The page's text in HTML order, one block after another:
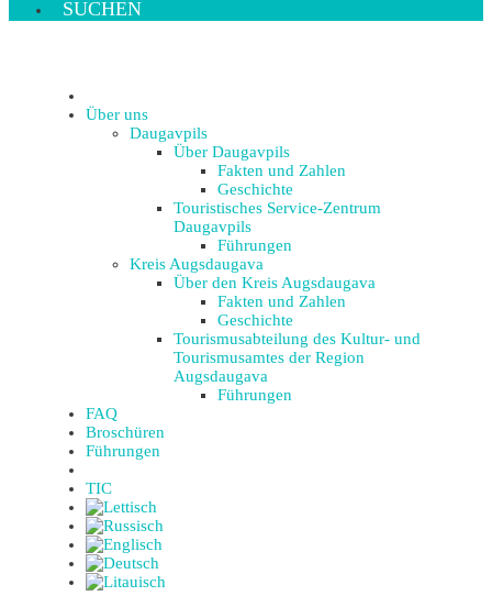
SUCHEN
Über uns
Daugavpils
Über Daugavpils
Fakten und Zahlen
Geschichte
Touristisches Service-Zentrum
Daugavpils
Führungen
Kreis Augsdaugava
Über den Kreis Augsdaugava
Fakten und Zahlen
Geschichte
Tourismusabteilung des Kultur- und
Tourismusamtes der Region
Augsdaugava
Führungen
FAQ
Broschüren
Führungen
TIC